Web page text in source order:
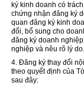
ký kinh doanh có
chứng nhận đăng ký
quan đăng ký kinh
đổi, bổ sung cho
đăng ký doanh
nghiệp và nêu rõ lý do.
4. Đăng ký thay đổi
theoquyếtđịnh của
sau đây: